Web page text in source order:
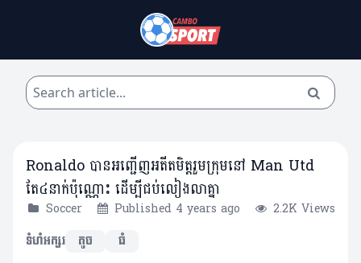
Ronaldo បានអញ្ជើញអតីតមិត្តរួមក្រុមនៅ Man Utd
តែ៤នាក់ប៉ុណ្ណោះ ដើម្បីជប់លៀងលាគ្នា
Soccer Published 4 years ago
2.2K Views
ទំហំអក្សរ
តូច ធំ